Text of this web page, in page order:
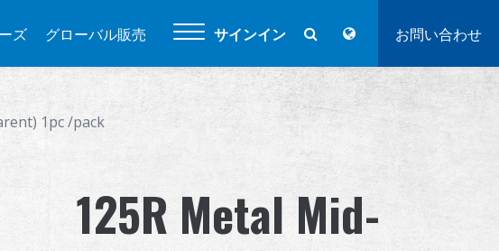
ズ グローバル販売 サインイン お問い合わせ
1pc /pack
125R Metal Mid-